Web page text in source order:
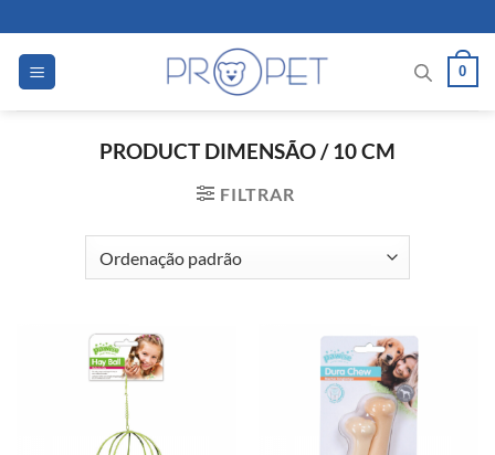
to
content
0
PRODUCT DIMENSÃO/10 CM
FILTRAR